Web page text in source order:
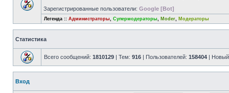
Зарегистрированные пользователи: Google [Bot]
Легенда :: Администраторы, Супермодераторы, Moder, Модераторы
Статистика
Всего сообщений: 1810129 | Тем: 916 | Пользователей: 158404 |
Вход